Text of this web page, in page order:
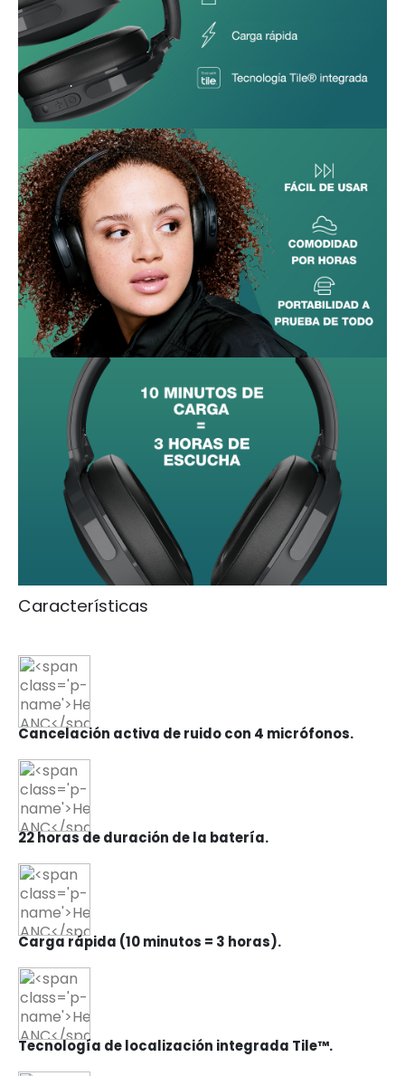
Características
Cancelación activa de ruido con 4 micrófonos.
22 horas de duración de la batería.
Carga rápida (10 minutos = 3 horas).
Tecnología de localización integrada Tile™.